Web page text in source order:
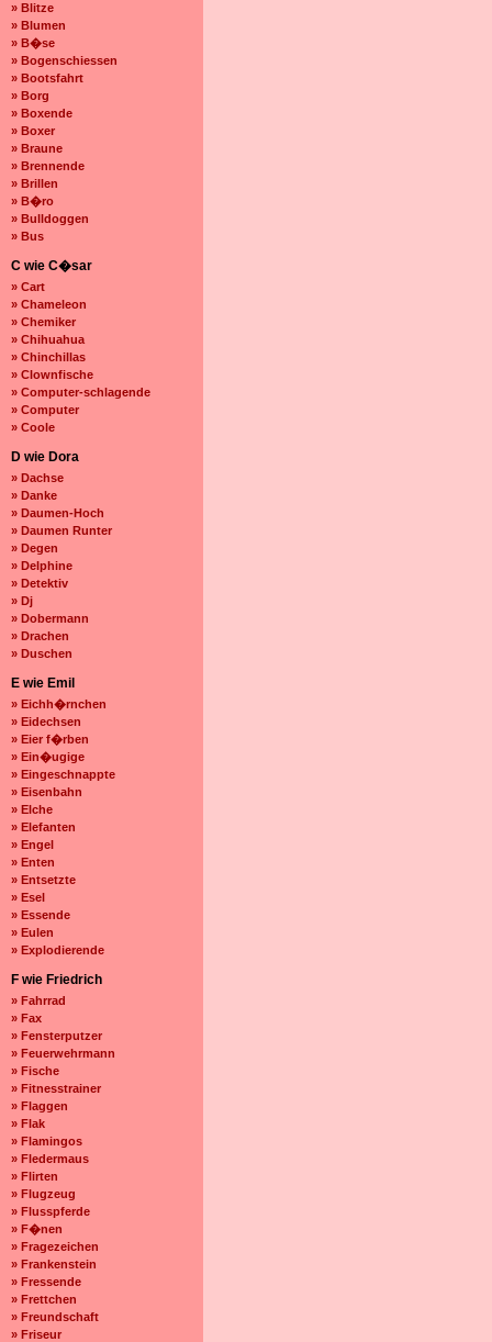
» Blitze
» Blumen
» B�se
» Bogenschiessen
» Bootsfahrt
» Borg
» Boxende
» Boxer
» Braune
» Brennende
» Brillen
» B�ro
» Bulldoggen
» Bus
C wie C�sar
» Cart
» Chameleon
» Chemiker
» Chihuahua
» Chinchillas
» Clownfische
» Computer-schlagende
» Computer
» Coole
D wie Dora
» Dachse
» Danke
» Daumen-Hoch
» Daumen Runter
» Degen
» Delphine
» Detektiv
» Dj
» Dobermann
» Drachen
» Duschen
E wie Emil
» Eichh�rnchen
» Eidechsen
» Eier f�rben
» Ein�ugige
» Eingeschnappte
» Eisenbahn
» Elche
» Elefanten
» Engel
» Enten
» Entsetzte
» Esel
» Essende
» Eulen
» Explodierende
F wie Friedrich
» Fahrrad
» Fax
» Fensterputzer
» Feuerwehrmann
» Fische
» Fitnesstrainer
» Flaggen
» Flak
» Flamingos
» Fledermaus
» Flirten
» Flugzeug
» Flusspferde
» F�nen
» Fragezeichen
» Frankenstein
» Fressende
» Frettchen
» Freundschaft
» Friseur